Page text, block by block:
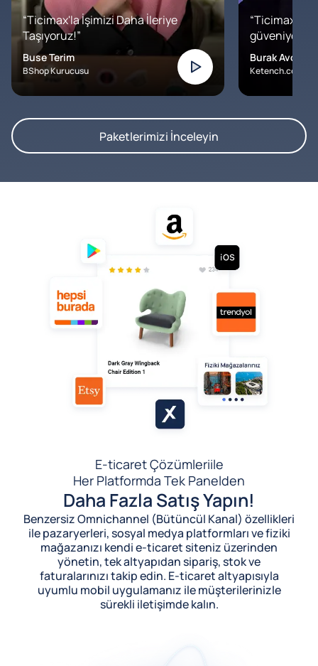
“Ticimax'la İşimizi Daha İleriye
Taşıyoruz!”
Buse Terim
BShop Kurucusu
“Ticimax'a
Burak Avcılar
Ketench.com –
Paketlerimizi İnceleyin
E-ticaret Çözümleriile
Her Platformda Tek Panelden
Daha Fazla Satış Yapın!
Benzersiz Omnichannel (Bütüncül Kanal) özellikleri
ile pazaryerleri, sosyal medya platformları ve fiziki
mağazanızı kendi e-ticaret siteniz üzerinden
yönetin, tek altyapıdan sipariş, stok ve
faturalarınızı takip edin. E-ticaret altyapısıyla
uyumlu mobil uygulamanız ile müşterilerinizle
sürekli iletişimde kalın.